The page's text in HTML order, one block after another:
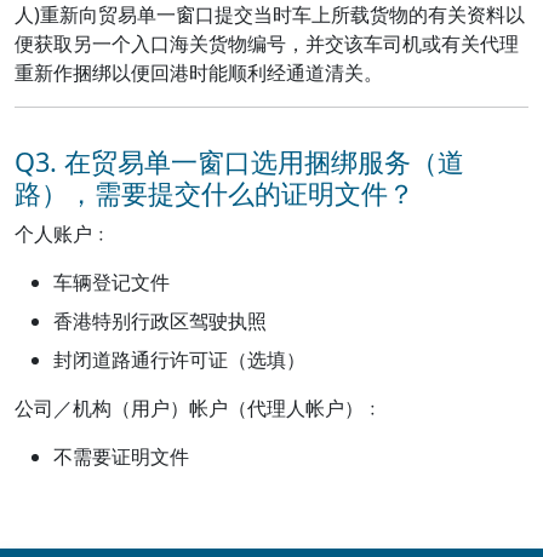
人)重新向贸易单一窗口提交当时车上所载货物的有关资料以
便获取另一个入口海关货物编号，并交该车司机或有关代理
重新作捆绑以便回港时能顺利经通道清关。
Q3. 在贸易单一窗口选用捆绑服务（道
路），需要提交什么的证明文件？
个人账户﹕
车辆登记文件
香港特别行政区驾驶执照
封闭道路通行许可证（选填）
公司／机构（用户）帐户（代理人帐户）﹕
不需要证明文件